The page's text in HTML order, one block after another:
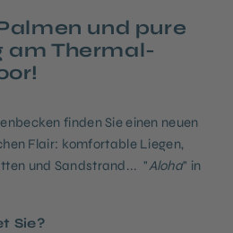
und pure
am Thermal-
finden Sie einen neuen
Flair: komfortable Liegen,
und Sandstrand... "Aloha" in
Sie?